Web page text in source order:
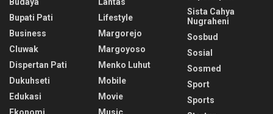
Bupati Pati
Business
Cluwak
Dispertan Pati
Dukuhseti
Edukasi
Ekonomi
Lifestyle
Margorejo
Margoyoso
Menko Luhut
Mobile
Movie
Music
Sista Cahya
Nugraheni
Sosbud
Sosial
Sosmed
Sport
Sports